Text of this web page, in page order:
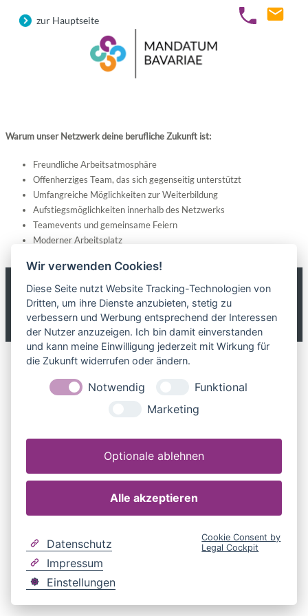
zur Hauptseite
Warum unser Netzwerk deine berufliche Zukunft ist:
Freundliche Arbeitsatmosphäre
Offenherziges Team, das sich gegenseitig unterstützt
Umfangreiche Möglichkeiten zur Weiterbildung
Aufstiegsmöglichkeiten innerhalb des Netzwerks
Teamevents und gemeinsame Feiern
Moderner Arbeitsplatz
Impressum|Datenschutz
Wir verwenden Cookies!
Diese Seite nutzt Website Tracking-Technologien von
Dritten, um ihre Dienste anzubieten, stetig zu
verbessern und Werbung entsprechend der Interessen
der Nutzer anzuzeigen. Ich bin damit einverstanden
und kann meine Einwilligung jederzeit mit Wirkung für
die Zukunft widerrufen oder ändern.
Notwendig
Funktional
Marketing
Optionale ablehnen
Alle akzeptieren
Datenschutz
Impressum
Einstellungen
Cookie Consent by
Legal Cockpit